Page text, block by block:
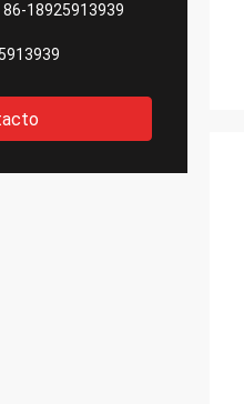
86-18925913939